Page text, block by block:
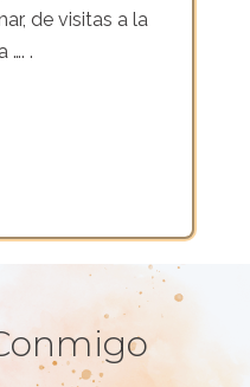
de visitas a la
…. .